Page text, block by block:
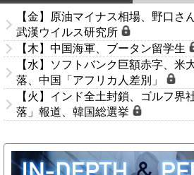
【金】原油マイナス相場、野口さ
武漢ウイルス研究所
【木】中国海軍、ブータン留学生
【水】ソフトバンク巨額赤字、米
落、中国「アフリカ人差別」
【火】インド全土封鎖、ゴルフ界
落」報道、韓国総選挙